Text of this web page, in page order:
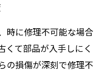
時に修理不可能な場合
くて部品が入手しにく
の損傷が深刻で修理不